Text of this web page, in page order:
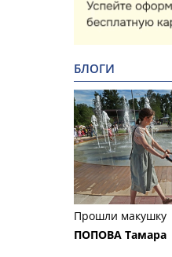
БЛОГИ
Прошли макушку
ПОПОВА Тамара